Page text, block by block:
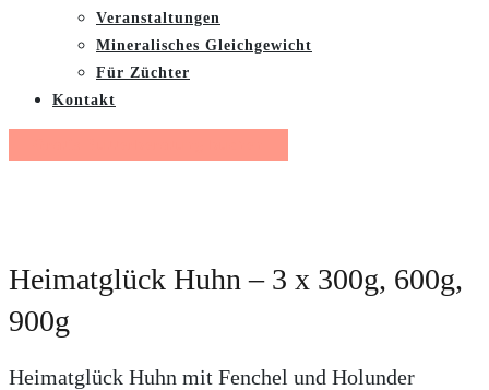
Veranstaltungen
Mineralisches Gleichgewicht
Für Züchter
Kontakt
Heimatglück Huhn – 3 x 300g, 600g,
900g
Heimatglück Huhn mit Fenchel und Holunder